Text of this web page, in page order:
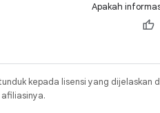
Apakah
kepada lisensi yang dijelaskan